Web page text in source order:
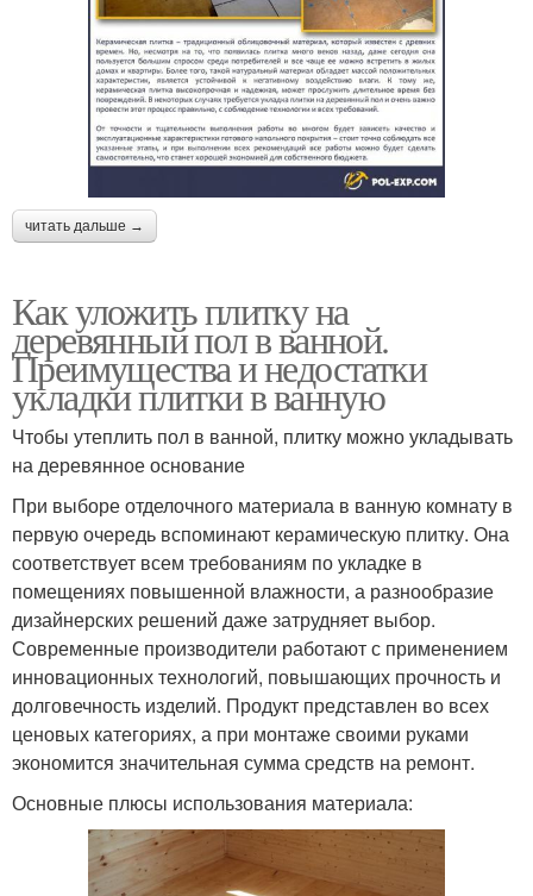
читать дальше →
Как уложить плитку на
деревянный пол в ванной.
Преимущества и недостатки
укладки плитки в ванную
Чтобы утеплить пол в ванной, плитку можно укладывать
на деревянное основание
При выборе отделочного материала в ванную комнату в
первую очередь вспоминают керамическую плитку. Она
соответствует всем требованиям по укладке в
помещениях повышенной влажности, а разнообразие
дизайнерских решений даже затрудняет выбор.
Современные производители работают с применением
инновационных технологий, повышающих прочность и
долговечность изделий. Продукт представлен во всех
ценовых категориях, а при монтаже своими руками
экономится значительная сумма средств на ремонт.
Основные плюсы использования материала: